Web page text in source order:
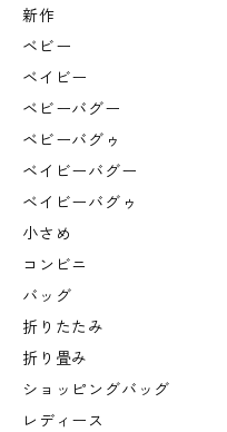
新作
ベビー
ベイビー
ベビーバグー
ベビーバグゥ
ベイビーバグー
ベイビーバグゥ
小さめ
コンビニ
バッグ
折りたたみ
折り畳み
ショッピングバッグ
レディース